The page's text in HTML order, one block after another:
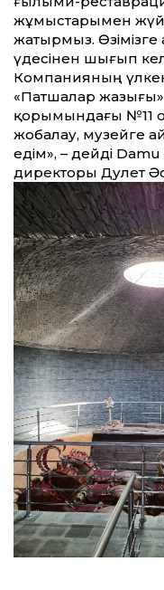
жұмыстарымен
жатырмыз.
үдесінен шығып
Компанияның үлкен
«Патшалар жазығы»
қорымындағы №11
жобалау, музейге
едім», – дейді
директоры Дәулет